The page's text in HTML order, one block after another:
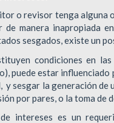
o revisor tenga alguna
manera inapropiada
sesgados, existe un
condiciones en
puede estar
sesgar la generación de
por pares, o la toma de
intereses es un